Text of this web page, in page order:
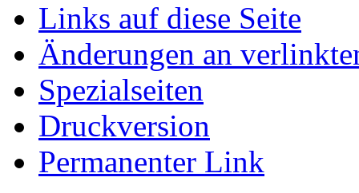
Links auf diese Seite
Änderungen an
Spezialseiten
Druckversion
Permanenter Link